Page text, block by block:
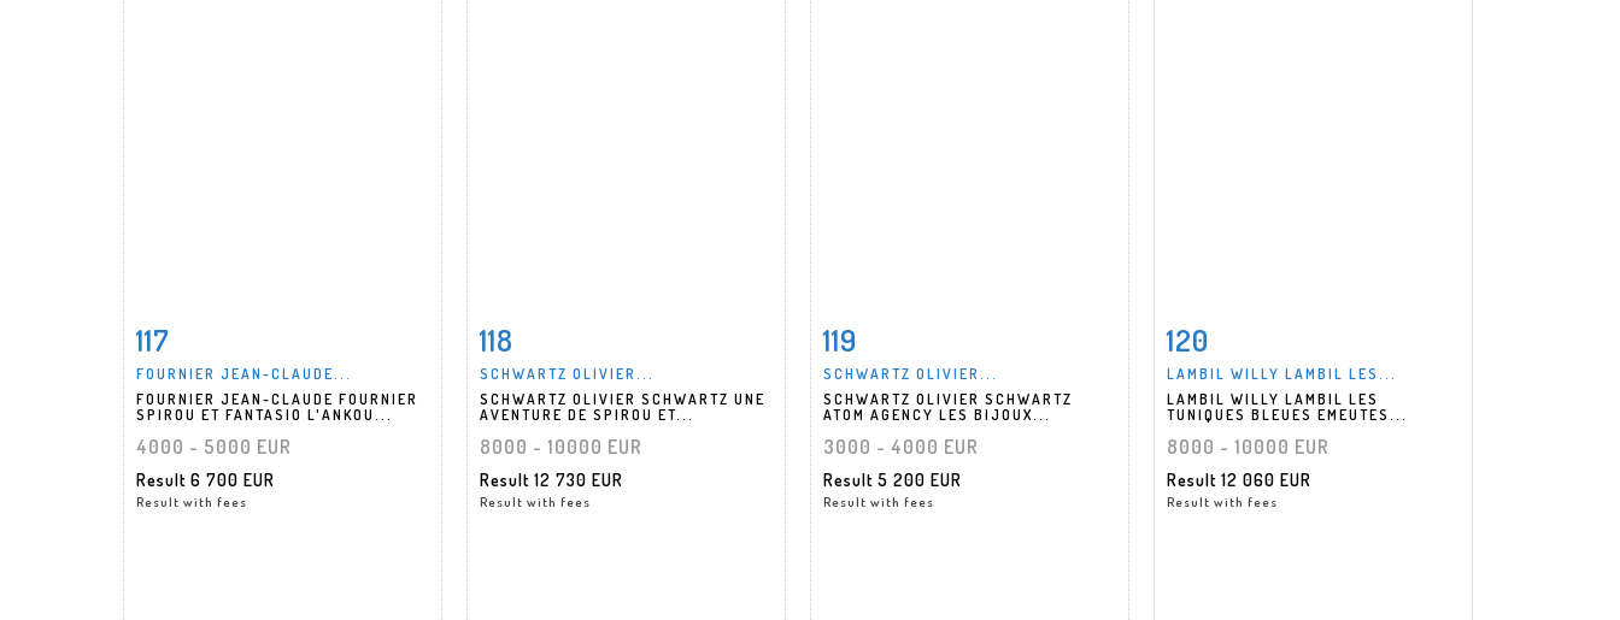
117
FOURNIER JEAN-CLAUDE...
FOURNIER JEAN-CLAUDE FOURNIER
SPIROU ET FANTASIO L'ANKOU...
4000 - 5000 EUR
Result 6 700 EUR
Result with fees
118
SCHWARTZ OLIVIER...
SCHWARTZ OLIVIER SCHWARTZ UNE
AVENTURE DE SPIROU ET...
8000 - 10000 EUR
Result 12 730 EUR
Result with fees
119
SCHWARTZ OLIVIER...
SCHWARTZ OLIVIER SCHWARTZ
ATOM AGENCY LES BIJOUX...
3000 - 4000 EUR
Result 5 200 EUR
Result with fees
Item detail
120
LAMBIL WILLY LAMBIL LES...
LAMBIL WILLY LAMBIL LES
TUNIQUES BLEUES EMEUTES...
8000 - 10000 EUR
Result 12 060 EUR
Result with fees